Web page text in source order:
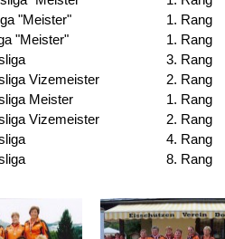
"Meister"
1. Rang
"Meister"
1. Rang
3. Rang
Vizemeister
2. Rang
Meister
1. Rang
Vizemeister
2. Rang
4. Rang
8. Rang